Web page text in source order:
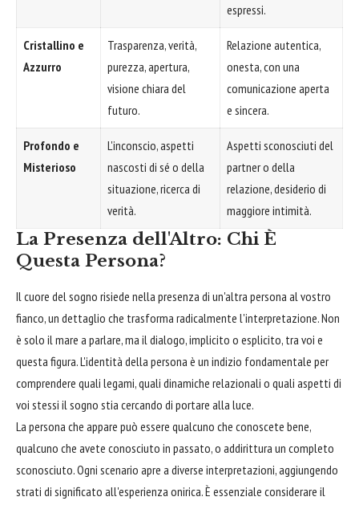
espressi.
Cristallino e
Azzurro
Trasparenza, verità,
purezza, apertura,
visione chiara del
futuro.
Relazione autentica,
onesta, con una
comunicazione aperta
e sincera.
Profondo e
Misterioso
L'inconscio, aspetti
nascosti di sé o della
situazione, ricerca di
verità.
Aspetti sconosciuti del
partner o della
relazione, desiderio di
maggiore intimità.
La Presenza dell'Altro: Chi È
Questa Persona?
Il cuore del sogno risiede nella presenza di un'altra persona al vostro
fianco, un dettaglio che trasforma radicalmente l'interpretazione. Non
è solo il mare a parlare, ma il dialogo, implicito o esplicito, tra voi e
questa figura. L'identità della persona è un indizio fondamentale per
comprendere quali legami, quali dinamiche relazionali o quali aspetti di
voi stessi il sogno stia cercando di portare alla luce.
La persona che appare può essere qualcuno che conoscete bene,
qualcuno che avete conosciuto in passato, o addirittura un completo
sconosciuto. Ogni scenario apre a diverse interpretazioni, aggiungendo
strati di significato all'esperienza onirica. È essenziale considerare il